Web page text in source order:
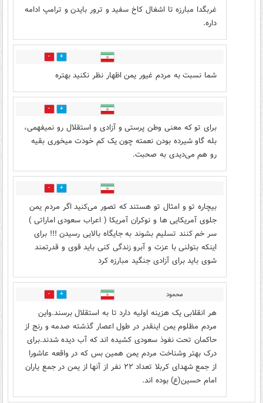
غربگدا مبارزه تا اشغال کاخ سفید و ترور بایدن و ترامپ ادامه
داره.
6
شما نسبت به مردم غیور یمن اظهار نظر نکنید بهتره
5
برای تو که معنی وطن پرستی و آزادی و استقلال رو نمیفهمی،
بله گاو شیرده بودن نعمته چون یک کم خودت میخوری بقیه
رو هم می‌دیدی به صحبت.
7
بیچاره تو و امثال تو هستند که تصور می‌کنید اگر مردم یمن
جلوی آمریکایی ها و نوکران آمریکا ( اعراب سعودی اماراتی )
سر خم کنند تسلیم بشوند به جايگاه بالایی رسیدن !!! برای
اینکه بتولنی با عزت و آبرو زندگی کنی باید قوی و قدرتمند
شوی باید برای آزادی جنگید مبارزه کرد
محمود 4
هر انقلابی یک هزینه اولیه دارد تا به استقلال برسند.واین
مردم مظلوم یمن اینقدر در طول اعصار گذشته صدمه و رنج از
حاکمان تحت نفوذ سعودی کشیده اند که آب دیده شدند.برای
درک بهتر وشناخت مردم یمن همین بس که در واقعه عاشورا
از جمع شهدای کربلا تعداد ۲۲ نفر از آنها از یمن در جمع یاران
امام حسین(ع) بوده اند.